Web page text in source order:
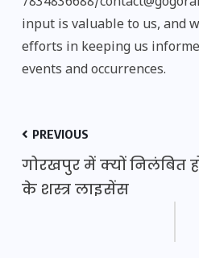
input is valuable to us, and
efforts in keeping us
events and occurrences.
PREVIOUS
गोरखपुर में क्यों निलंबित
के शस्त्र लाइसेंस